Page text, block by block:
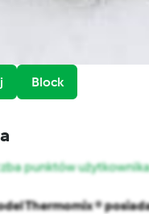
Block
punktów
Thermomix ®